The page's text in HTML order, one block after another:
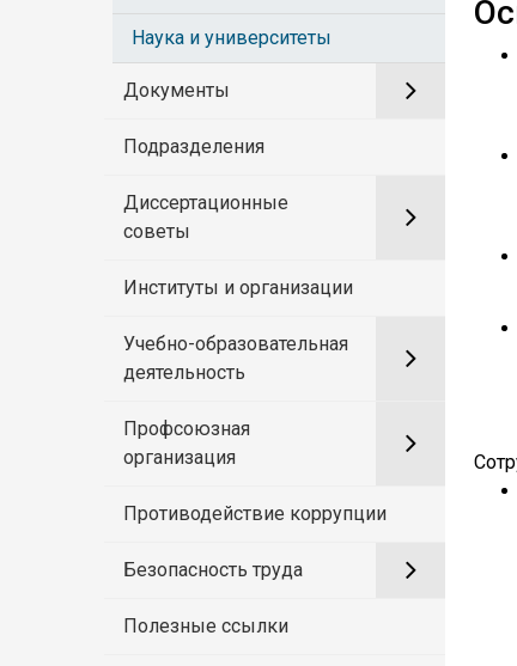
Наука и университеты
Документы
Подразделения
Диссертационные
советы
Институты и организации
Учебно-образовательная
деятельность
Профсоюзная
организация
Противодействие коррупции
Безопасность труда
Полезные ссылки